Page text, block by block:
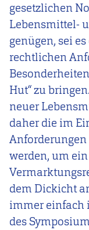
gesetzlichen
Lebensmittel-
genügen, sei
rechtlichen
Hut“ zu
neuer
daher die im
werden, um
dem Dickicht
immer einfach
des